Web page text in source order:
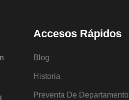
Accesos Rápidos
Blog
Historia
Preventa De